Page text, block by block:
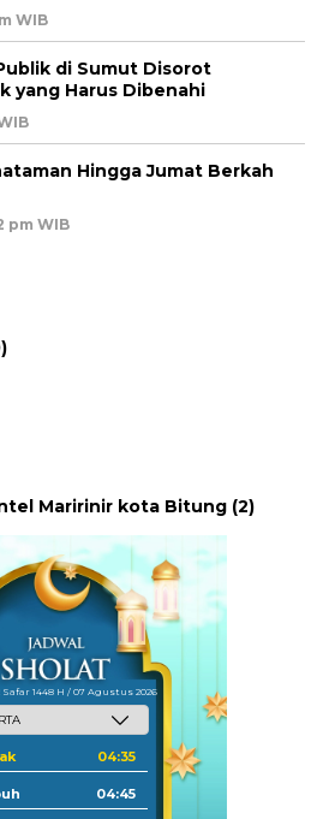
WIB
di Sumut Disorot
yang Harus Dibenahi
Hingga Jumat Berkah
pm WIB
Maririnir kota Bitung (2)
Safar 1448 H / 07 Agustus 2026
04:35
04:45